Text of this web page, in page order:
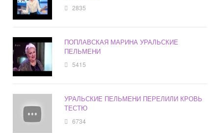
2835
ПОПЛАВСКАЯ МАРИНА УРАЛЬСКИЕ
ПЕЛЬМЕНИ
5415
УРАЛЬСКИЕ ПЕЛЬМЕНИ ПЕРЕЛИЛИ КРОВЬ
ТЕСТЮ
6734